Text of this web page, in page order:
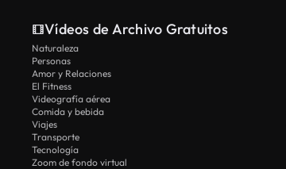
Vídeos de Archivo Gratuitos
Naturaleza
Personas
Amor y Relaciones
El Fitness
Videografía aérea
Comida y bebida
Viajes
Transporte
Tecnología
Zoom de fondo virtual